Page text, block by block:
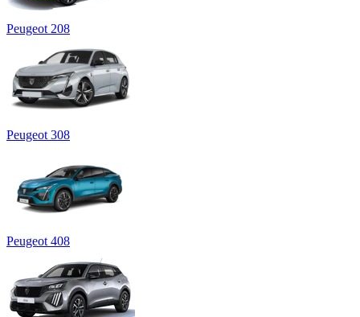
Peugeot 208
Peugeot 308
Peugeot 408